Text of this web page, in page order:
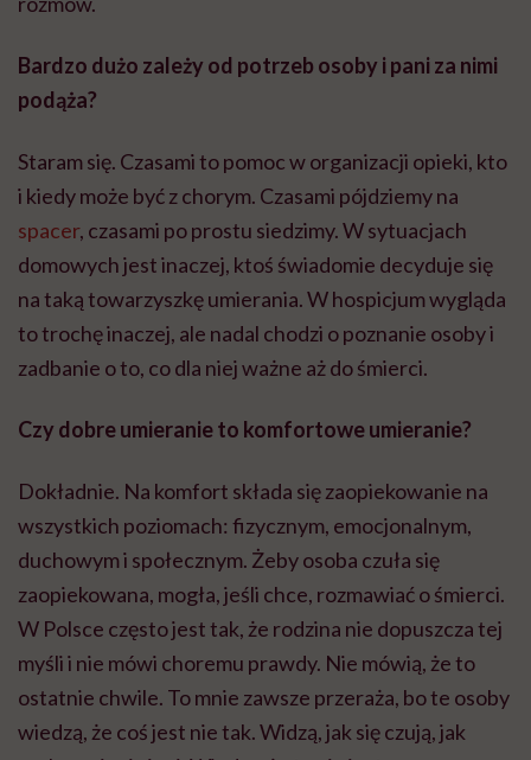
Bardzo dużo zależy od potrzeb osoby i pani za nimi
podąża?
Staram się. Czasami to pomoc w organizacji opieki, kto
i kiedy może być z chorym. Czasami pójdziemy na
spacer, czasami po prostu siedzimy. W sytuacjach
domowych jest inaczej, ktoś świadomie decyduje się
na taką towarzyszkę umierania. W hospicjum wygląda
to trochę inaczej, ale nadal chodzi o poznanie osoby i
zadbanie o to, co dla niej ważne aż do śmierci.
Czy dobre umieranie to komfortowe umieranie?
Dokładnie. Na komfort składa się zaopiekowanie na
wszystkich poziomach: fizycznym, emocjonalnym,
duchowym i społecznym. Żeby osoba czuła się
zaopiekowana, mogła, jeśli chce, rozmawiać o śmierci.
W Polsce często jest tak, że rodzina nie dopuszcza tej
myśli i nie mówi choremu prawdy. Nie mówią, że to
ostatnie chwile. To mnie zawsze przeraża, bo te osoby
wiedzą, że coś jest nie tak. Widzą, jak się czują, jak